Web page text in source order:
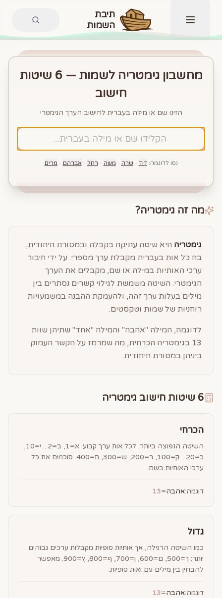
תפריט
תיבת
השמות
מחשבון גימטריה לשמות — 6 שיטות
חישוב
הזינו שם או מילה בעברית לחישוב הערך הגימטרי
נסו לדוגמה: דוד · שרה · משה · רחל · אברהם · מרים
מה זה גימטריה?
גימטריה היא שיטה עתיקה בקבלה ובמסורת היהודית,
בה כל אות בעברית מקבלת ערך מספרי. על ידי חיבור
ערכי האותיות במילה או שם, מקבלים את הערך
הגימטרי. השיטה משמשת לגילוי קשרים נסתרים בין
מילים בעלות ערך זהה, ולהעמקת ההבנה במשמעויות
רוחניות של שמות וטקסטים.
לדוגמה, המילה "אהבה" והמילה "אחד" שתיהן שוות
13 בגימטריה הכרחית, מה שמרמז על הקשר העמוק
ביניהן במסורת היהודית.
6 שיטות חישוב גימטריה
הכרחי
השיטה הנפוצה ביותר. לכל אות ערך קבוע: א=1, ב=2... י=10,
כ=20... ק=100, ר=200, ש=300, ת=400. סוכמים את כל
ערכי האותיות בשם.
דוגמה:אהבה=
13
גדול
כמו השיטה הרגילה, אך אותיות סופיות מקבלות ערכים גבוהים
יותר: ך=500, ם=600, ן=700, ף=800, ץ=900. מאפשר
להבחין בין מילים עם ואות סופיות.
דוגמה:אהבה=
13